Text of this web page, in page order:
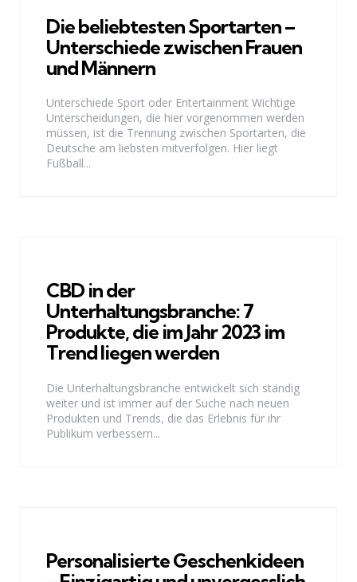
Die beliebtesten Sportarten –
Unterschiede zwischen Frauen
und Männern
Unterschiede Sport oder Entertainment Wichtige
Unterscheidungen, die hier vorgenommen werden
müssen, ist die Trennung zwischen Sportarten, die
Deutsche am liebsten mitverfolgen. Hier liegt
Fußball...
CBD in der
Unterhaltungsbranche: 7
Produkte, die im Jahr 2023 im
Trend liegen werden
Die Unterhaltungsbranche entwickelt sich ständig
weiter und ist immer auf der Suche nach neuen
Produkten und Trends, die das Erlebnis für ihr
Publikum verbessern...
Personalisierte Geschenkideen